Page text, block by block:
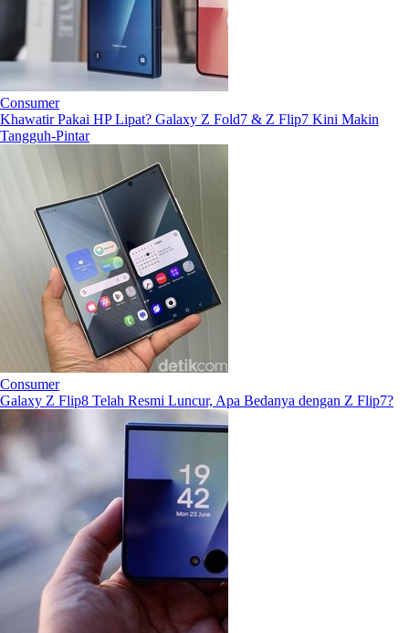
Consumer
Khawatir Pakai HP Lipat? Galaxy Z Fold7 & Z Flip7 Kini Makin
Tangguh-Pintar
Consumer
Galaxy Z Flip8 Telah Resmi Luncur, Apa Bedanya dengan Z Flip7?